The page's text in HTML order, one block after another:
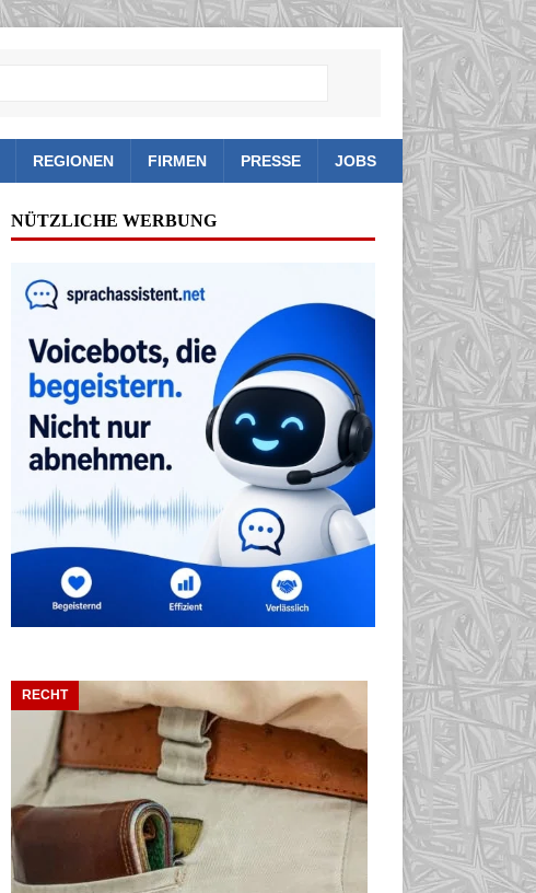
REGIONEN FIRMEN PRESSE JOBS
NÜTZLICHE WERBUNG
RECHT